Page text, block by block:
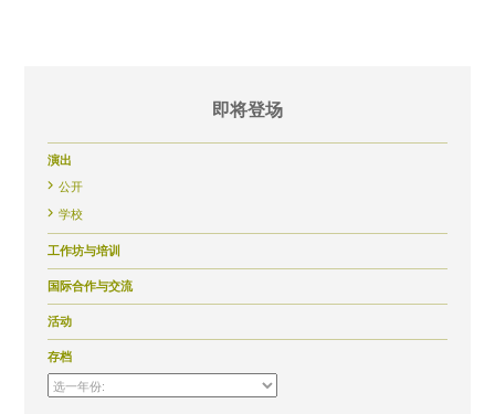
即将登场
演出
公开
学校
工作坊与培训
国际合作与交流
活动
存档